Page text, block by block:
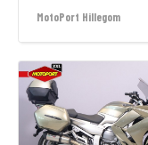
MotoPort Hillegom